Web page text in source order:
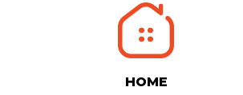
HOME